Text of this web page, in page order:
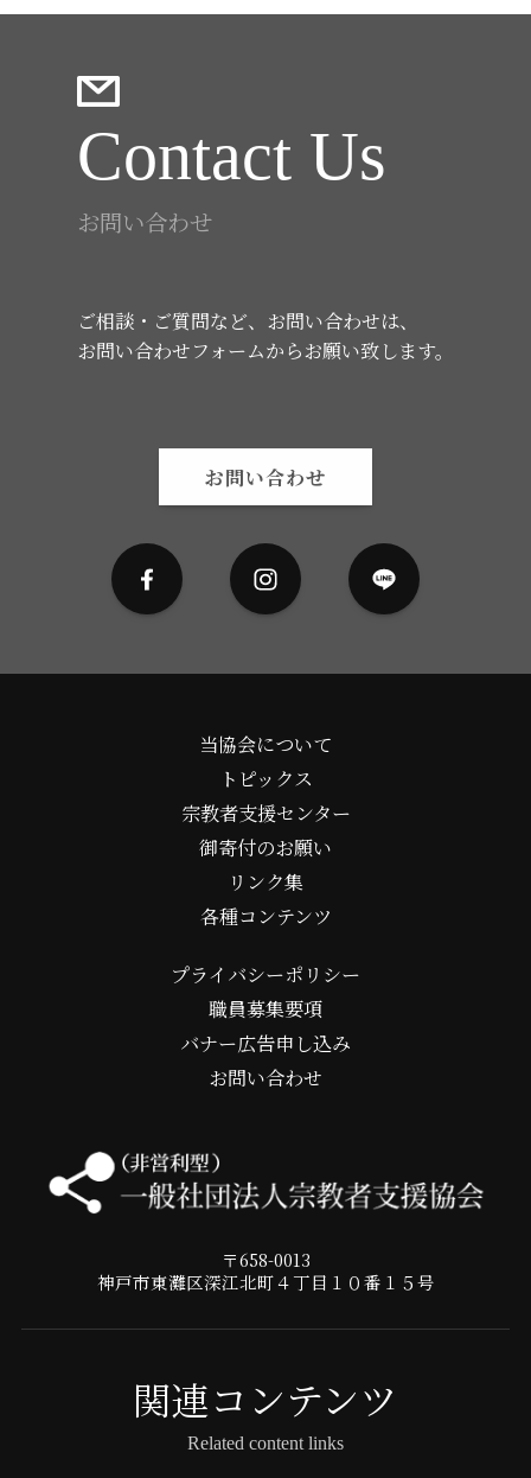
Contact Us
お問い合わせ
ご相談・ご質問など、お問い合わせは、
お問い合わせフォームからお願い致します。
お問い合わせ
当協会について
トピックス
宗教者支援センター
御寄付のお願い
リンク集
各種コンテンツ
プライバシーポリシー
職員募集要項
バナー広告申し込み
お問い合わせ
〒658-0013
神戸市東灘区深江北町４丁目１０番１５号
関連コンテンツ
Related content links